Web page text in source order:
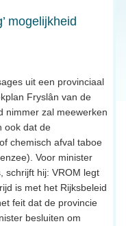
mogelijkheid
uit een provinciaal
Fryslân van de
nimmer zal meewerken
ook dat de
chemisch afval taboe
Voor minister
schrijft hij: VROM legt
is met het Rijksbeleid
feit dat de provincie
besluiten om